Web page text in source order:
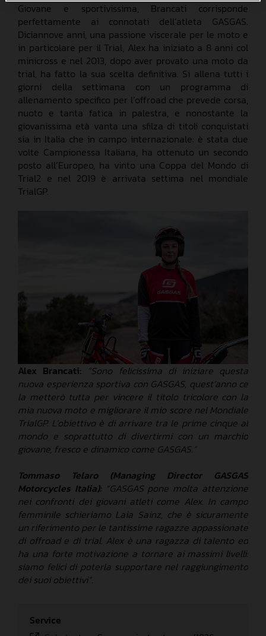
Giovane e sportivissima, Brancati corrisponde
perfettamente ai connotati dell’atleta GASGAS.
Diciannove anni, una passione viscerale per le moto e
in particolare per il Trial, Alex ha iniziato a 8 anni col
minicross e nel 2013, dopo aver provato una moto da
trial, ha fatto la sua scelta definitiva. Si allena tutti i
giorni della settimana con un programma di
allenamento specifico per l’offroad che prevede corsa,
nuoto e tanta fatica in palestra, e nonostante la
giovanissima età vanta una sfilza di titoli conquistati
sia in Italia che in campo internazionale: è stata due
volte Campionessa Italiana, ha ottenuto un secondo
posto all’Europeo, ha vinto una Coppa del Mondo di
Trial2 e nel 2019 è arrivata settima nel mondiale
TrialGP.
Alex Brancati: “Sono felicissima di iniziare questa
nuova esperienza sportiva con GASGAS, quest’anno ce
la metterò tutta per vincere il titolo tricolore con la
mia nuova moto e migliorare il mio score nel Mondiale
TrialGP. L’obiettivo è di arrivare tra le prime cinque al
mondo e soprattutto di divertirmi con un marchio
giovane, fresco e dinamico come GASGAS.”
Tommaso Telaro (Managing Director GASGAS
Motorcycles Italia): “GASGAS pone molta attenzione
nei confronti dei giovani atleti come Alex. In campo
femminile schieriamo Laia Sainz, che è sicuramente
un riferimento per le tantissime ragazze appassionate
di offroad e di trial. Alex è una ragazza di talento ed
ha una forte motivazione a tornare ai massimi livelli:
siamo felici di poterla supportare nel raggiungimento
dei suoi obiettivi”.
Service